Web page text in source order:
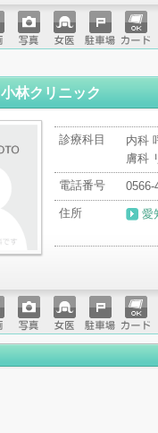
写真 女医 駐車場クレジ
ード
小林クリニック
診療科目
内科
膚科
電話番号
0566-
住所
愛
写真 女医 駐車場クレジ
ットカ
ード